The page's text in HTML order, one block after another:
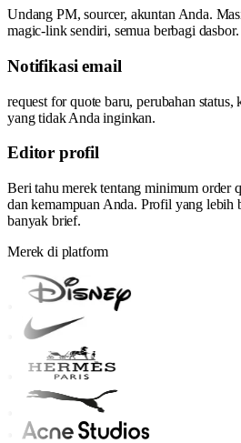
Undang PM, sourcer, akuntan Anda.
magic-link sendiri, semua berbagi dasbor.
Notifikasi email
request for quote baru, perubahan status,
yang tidak Anda inginkan.
Editor profil
Beri tahu merek tentang minimum order
dan kemampuan Anda. Profil yang lebih
banyak brief.
Merek di platform